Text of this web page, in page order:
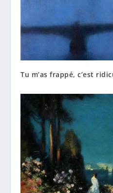
Tu m’as frappé, c’est